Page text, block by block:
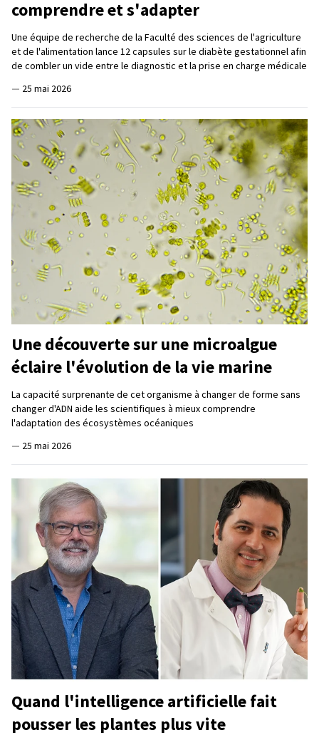
comprendre et s'adapter
Une équipe de recherche de la Faculté des sciences de l'agriculture
et de l'alimentation lance 12 capsules sur le diabète gestationnel afin
de combler un vide entre le diagnostic et la prise en charge médicale
— 25 mai 2026
Une découverte sur une microalgue
éclaire l'évolution de la vie marine
La capacité surprenante de cet organisme à changer de forme sans
changer d'ADN aide les scientifiques à mieux comprendre
l'adaptation des écosystèmes océaniques
— 25 mai 2026
Quand l'intelligence artificielle fait
pousser les plantes plus vite